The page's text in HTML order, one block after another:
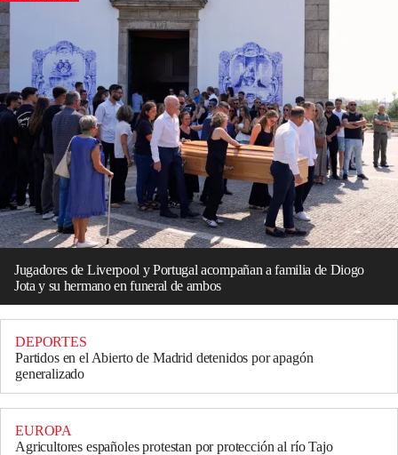
Jugadores de Liverpool y Portugal acompañan a familia de Diogo
Jota y su hermano en funeral de ambos
DEPORTES
Partidos en el Abierto de Madrid detenidos por apagón
generalizado
EUROPA
Agricultores españoles protestan por protección al río Tajo